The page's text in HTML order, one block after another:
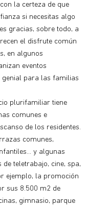
la certeza de que
si necesitas algo
gracias, sobre todo, a
el disfrute común
en algunos
eventos
genial para las familias
plurifamiliar tiene
comunes e
de los residentes.
comunes,
y algunas
teletrabajo, cine, spa,
ejemplo, la promoción
sus 8.500 m2 de
gimnasio, parque